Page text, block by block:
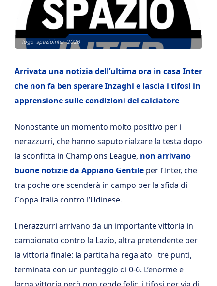
logo_spaziointer_2026
Arrivata una notizia dell’ultima ora in casa Inter
che non fa ben sperare Inzaghi e lascia i tifosi in
apprensione sulle condizioni del calciatore
Nonostante un momento molto positivo per i
nerazzurri, che hanno saputo rialzare la testa dopo
la sconfitta in Champions League, non arrivano
buone notizie da Appiano Gentile per l’Inter, che
tra poche ore scenderà in campo per la sfida di
Coppa Italia contro l’Udinese.
I nerazzurri arrivano da un importante vittoria in
campionato contro la Lazio, altra pretendente per
la vittoria finale: la partita ha regalato i tre punti,
terminata con un punteggio di 0-6. L’enorme e